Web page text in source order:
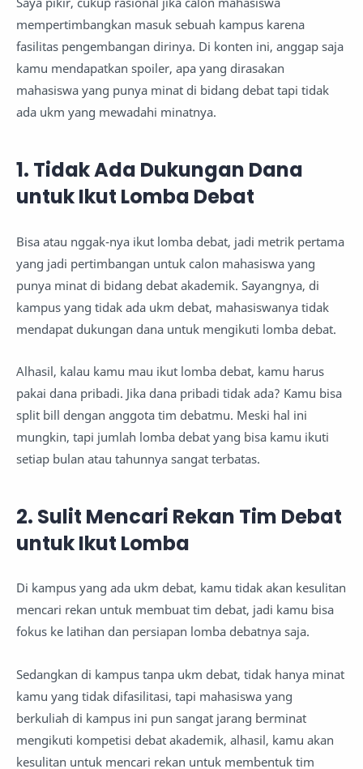
mempertimbangkan masuk sebuah kampus karena
fasilitas pengembangan dirinya. Di konten ini, anggap saja
kamu mendapatkan spoiler, apa yang dirasakan
mahasiswa yang punya minat di bidang debat tapi tidak
ada ukm yang mewadahi minatnya.
1. Tidak Ada Dukungan Dana
untuk Ikut Lomba Debat
Bisa atau nggak-nya ikut lomba debat, jadi metrik pertama
yang jadi pertimbangan untuk calon mahasiswa yang
punya minat di bidang debat akademik. Sayangnya, di
kampus yang tidak ada ukm debat, mahasiswanya tidak
mendapat dukungan dana untuk mengikuti lomba debat.
Alhasil, kalau kamu mau ikut lomba debat, kamu harus
pakai dana pribadi. Jika dana pribadi tidak ada? Kamu bisa
split bill dengan anggota tim debatmu. Meski hal ini
mungkin, tapi jumlah lomba debat yang bisa kamu ikuti
setiap bulan atau tahunnya sangat terbatas.
2. Sulit Mencari Rekan Tim Debat
untuk Ikut Lomba
Di kampus yang ada ukm debat, kamu tidak akan kesulitan
mencari rekan untuk membuat tim debat, jadi kamu bisa
fokus ke latihan dan persiapan lomba debatnya saja.
Sedangkan di kampus tanpa ukm debat, tidak hanya minat
kamu yang tidak difasilitasi, tapi mahasiswa yang
berkuliah di kampus ini pun sangat jarang berminat
mengikuti kompetisi debat akademik, alhasil, kamu akan
kesulitan untuk mencari rekan untuk membentuk tim